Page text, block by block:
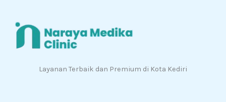
Layanan Terbaik dan Premium di Kota Kediri